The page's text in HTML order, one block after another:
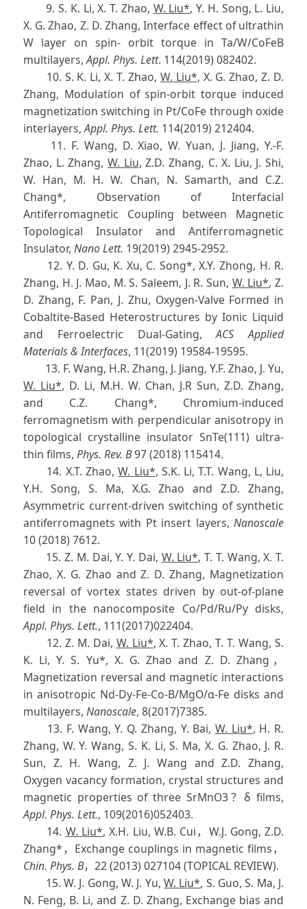
9. S. K. Li, X. T. Zhao, W. Liu*, Y. H. Song, L. Liu,
X. G. Zhao, Z. D. Zhang, Interface effect of ultrathin
W layer on spin- orbit torque in Ta/W/CoFeB
multilayers,Appl. Phys. Lett. 114(2019) 082402.
10. S. K. Li, X. T. Zhao, W. Liu*, X. G. Zhao, Z. D.
Zhang, Modulation of spin-orbit torque induced
magnetization switching in Pt/CoFe through oxide
interlayers,Appl. Phys. Lett. 114(2019) 212404.
11. F. Wang, D. Xiao, W. Yuan, J. Jiang, Y.-F.
Zhao, L. Zhang, W. Liu, Z.D. Zhang, C. X. Liu, J. Shi,
W. Han, M. H. W. Chan, N. Samarth, and C.Z.
Chang*, Observation of Interfacial
Antiferromagnetic Coupling between Magnetic
Topological Insulator and Antiferromagnetic
Insulator, Nano Lett. 19(2019) 2945-2952.
12. Y. D. Gu, K. Xu, C. Song*, X.Y. Zhong, H. R.
Zhang, H. J. Mao, M. S. Saleem, J. R. Sun, W. Liu*, Z.
D. Zhang, F. Pan, J. Zhu, Oxygen-Valve Formed in
Cobaltite-Based Heterostructures by Ionic Liquid
and Ferroelectric Dual-Gating,ACS Applied
Materials & Interfaces, 11(2019) 19584-19595.
13. F. Wang, H.R. Zhang, J. Jiang, Y.F. Zhao, J. Yu,
W. Liu*, D. Li, M.H. W. Chan, J.R Sun, Z.D. Zhang,
and C.Z. Chang*, Chromium-induced
ferromagnetism with perpendicular anisotropy in
topological crystalline insulator SnTe(111) ultra-
thin films, Phys. Rev. B97 (2018) 115414.
14. X.T. Zhao,W. Liu*, S.K. Li, T.T. Wang, L, Liu,
Y.H. Song, S. Ma, X.G. Zhao and Z.D. Zhang,
Asymmetric current-driven switching of synthetic
antiferromagnets with Pt insert layers,Nanoscale
10 (2018) 7612.
15. Z. M. Dai, Y. Y. Dai, W. Liu*, T. T. Wang, X. T.
Zhao, X. G. Zhao and Z. D. Zhang, Magnetization
reversal of vortex states driven by out-of-plane
field in the nanocomposite Co/Pd/Ru/Py disks,
Appl. Phys. Lett., 111(2017)022404.
12. Z. M. Dai, W. Liu*, X. T. Zhao, T. T. Wang, S.
K. Li, Y. S. Yu*, X. G. Zhao and Z. D. Zhang，
Magnetization reversal and magnetic interactions
in anisotropic Nd-Dy-Fe-Co-B/MgO/α-Fe disks and
multilayers, Nanoscale, 8(2017)7385.
13. F. Wang, Y. Q. Zhang, Y. Bai, W. Liu*, H. R.
Zhang, W. Y. Wang, S. K. Li, S. Ma, X. G. Zhao, J. R.
Sun, Z. H. Wang, Z. J. Wang and Z.D. Zhang,
Oxygen vacancy formation, crystal structures and
magnetic properties of three SrMnO3？δ films,
Appl. Phys. Lett., 109(2016)052403.
14. W. Liu*, X.H. Liu, W.B. Cui，W.J. Gong, Z.D.
Zhang*，Exchange couplings in magnetic films，
Chin. Phys. B，22 (2013) 027104 (TOPICAL REVIEW).
15. W. J. Gong, W. J. Yu,W. Liu*, S. Guo, S. Ma, J.
N. Feng, B. Li, and Z. D. Zhang, Exchange bias and